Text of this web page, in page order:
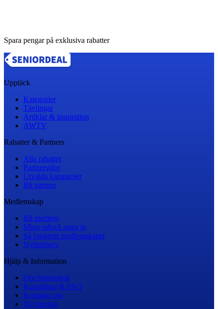
Spara pengar på exklusiva rabatter
Upptäck
Kategorier
Tävlingar
Artiklar & inspiration
AWTV
Rabatter & Partners
Alla rabatter
Partnersidor
Utvalda kampanjer
Bli partner
Medlemskap
Bli medlem
Mina sidor/Logga in
Så fungerar medlemskapet
Nyhetsbrev
Hjälp & Information
Om Seniordeal
Kundtjänst & FAQ
Kontakta oss
För företag